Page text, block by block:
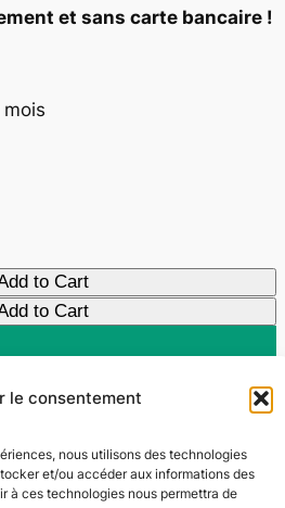
le consentement
nous utilisons des technologies
et/ou accéder aux informations des
à ces technologies nous permettra de
et sans carte bancaire !
to Cart
to Cart
ici